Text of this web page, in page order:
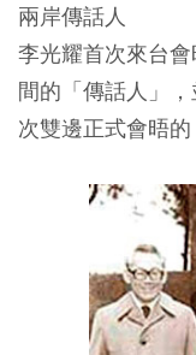
兩岸傳話人
李光耀首次來台
間的「傳話人」
次雙邊正式會晤的